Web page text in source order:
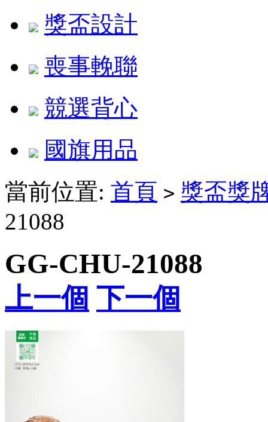
獎盃設計
喪事輓聯
競選背心
國旗用品
當前位置: 首頁 > 獎盃獎
21088
GG-CHU-21088
上一個 下一個